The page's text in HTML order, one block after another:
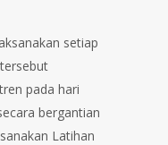
setiap
pada hari
bergantian
Latihan